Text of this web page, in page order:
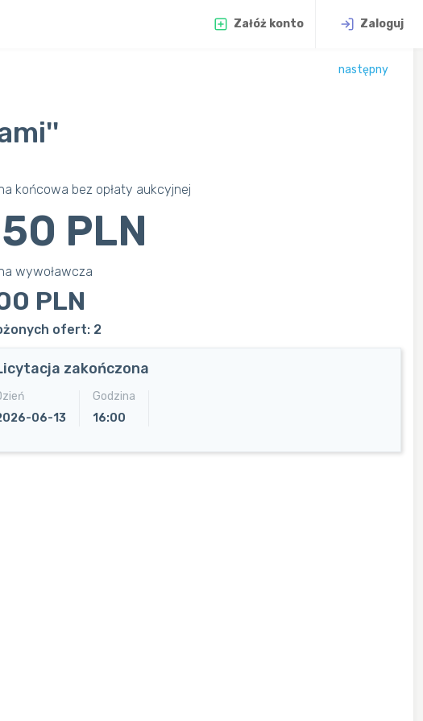
Załóż konto Zaloguj
następny
końcowa bez opłaty aukcyjnej
PLN
wywoławcza
PLN
ofert: 2
zakończona
06-13
Godzina
16:00